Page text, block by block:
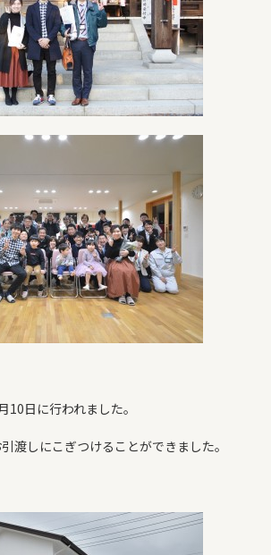
10日に行われました。
渡しにこぎつけることができました。